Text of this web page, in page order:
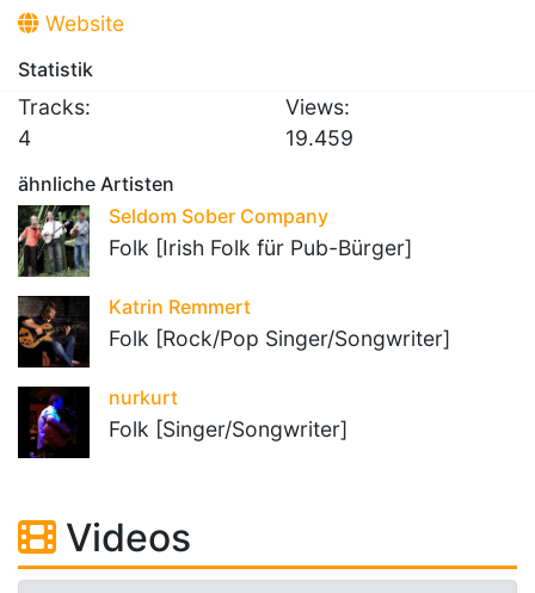
Website
Statistik
Tracks:
4
Views:
19.459
ähnliche Artisten
Seldom Sober Company
Folk [Irish Folk für Pub-Bürger]
Katrin Remmert
Folk [Rock/Pop Singer/Songwriter]
nurkurt
Folk [Singer/Songwriter]
Videos